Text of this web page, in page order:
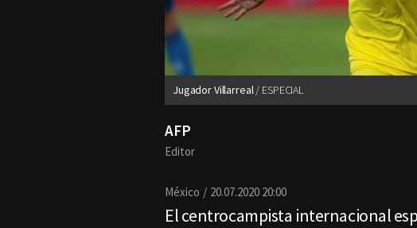
Jugador Villarreal ESPECIAL
AFP
Editor
México 20.07.2020 20:00
El centrocampista internacional